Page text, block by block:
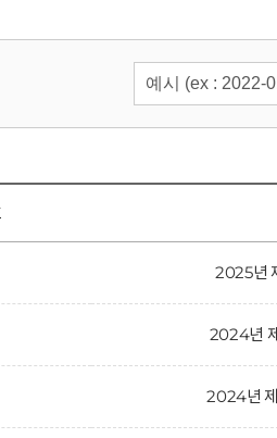
2025년
2024년
2024년